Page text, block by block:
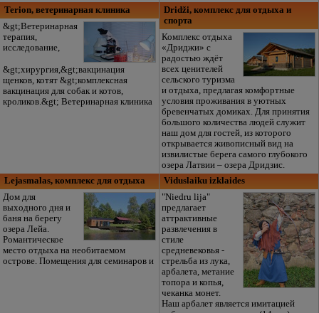
Terion, ветеринарная клиника
&gt;Ветеринарная
терапия,
исследование,
&gt;хирургия,&gt;вакцинация
щенков, котят &gt;комплексная
вакцинация для собак и котов,
кроликов.&gt; Ветеринарная клиника
Dridži, комплекс для отдыха и
спорта
Комплекс отдыха
«Дриджи» с
радостью ждёт
всех ценителей
сельского туризма
и отдыха, предлагая комфортные
условия проживания в уютных
бревенчатых домиках. Для принятия
большого количества людей служит
наш дом для гостей, из которого
открывается живописный вид на
извилистые берега самого глубокого
озера Латвии – озера Дридзис.
Lejasmalas, комплекс для отдыха
Дом для
выходного дня и
баня на берегу
озера Лейа.
Романтическое
место отдыха на необитаемом
острове. Помещения для семинаров и
Viduslaiku izklaides
"Niedru lija"
предлагает
аттрактивные
развлечения в
стиле
средневековья -
стрельба из лука,
арбалета, метание
топора и копья,
чеканка монет.
Наш арбалет является имитацией